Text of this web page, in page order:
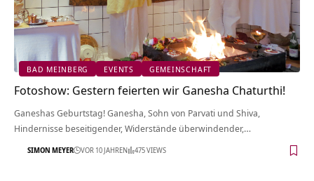
BAD MEINBERG EVENTS GEMEINSCHAFT
Fotoshow: Gestern feierten wir Ganesha Chaturthi!
Ganeshas Geburtstag! Ganesha, Sohn von Parvati und Shiva,
Hindernisse beseitigender, Widerstände überwindender,…
SIMON MEYER VOR 10 JAHREN 475 VIEWS